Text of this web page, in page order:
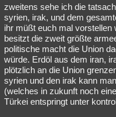
zweitens sehe ich die
syrien, irak, und dem
ihr müßt euch mal vorstellen
besitzt die zweit größte
politische macht die Union
würde. Erdöl aus dem iran,
plötzlich an die Union
syrien und den irak kann
(welches in zukunft noch
Türkei entspringt unter